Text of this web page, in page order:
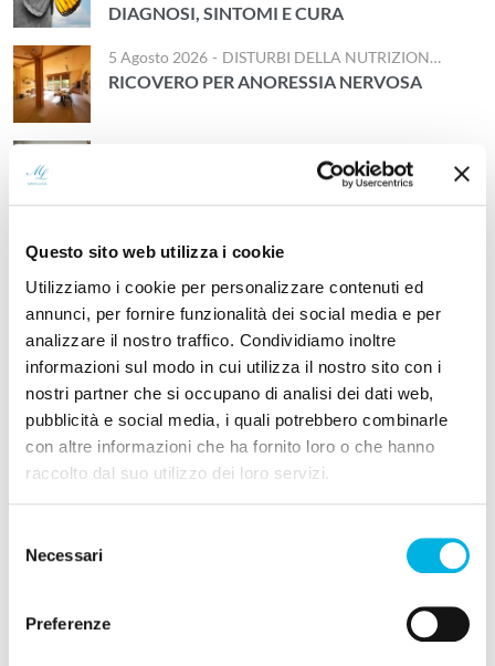
Questo sito web utilizza i cookie
Utilizziamo i cookie per personalizzare contenuti ed
annunci, per fornire funzionalità dei social media e per
analizzare il nostro traffico. Condividiamo inoltre
informazioni sul modo in cui utilizza il nostro sito con i
nostri partner che si occupano di analisi dei dati web,
pubblicità e social media, i quali potrebbero combinarle
con altre informazioni che ha fornito loro o che hanno
raccolto dal suo utilizzo dei loro servizi.
delNecessari
Preferenze
DIAGNOSI, SINTOMI E CURA
5 Agosto 2026 - DISTURBI DELLA NUTRIZIONE E DELL'ALIMENTAZIONE
RICOVERO PER ANORESSIA NERVOSA
IPOCONDRIA O DISTURBO D’ANSIA DA
MALATTIA (DAM): COS’È, SINTOMI E CURE
1 Agosto 2026 - PSICOLOGIA APPLICATA
AFFRONTARLO SECONDO L’ACT
28 Luglio 2026 - DISTURBI DI PERSONALITÀ
DISTURBO BORDERLINE DI PERSONALITÀ:
SINTOMI, CAUSE E CURA
Categorie
Depressione Senile
Dipendenze Patologiche